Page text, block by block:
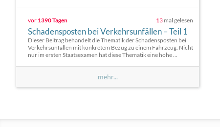
vor 1390 Tagen 13 mal gelesen
Schadensposten bei Verkehrsunfällen – Teil 1
Dieser Beitrag behandelt die Thematik der Schadensposten bei
Verkehrsunfällen mit konkretem Bezug zu einem Fahrzeug. Nicht
nur im ersten Staatsexamen hat diese Thematik eine hohe ...
mehr...